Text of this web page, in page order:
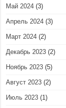
Май 2024 (3)
Апрель 2024 (3)
Март 2024 (2)
Декабрь 2023 (2)
Ноябрь 2023 (5)
Август 2023 (2)
Июль 2023 (1)